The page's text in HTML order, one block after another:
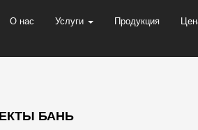
О нас Услуги Продукция
БАНЬ